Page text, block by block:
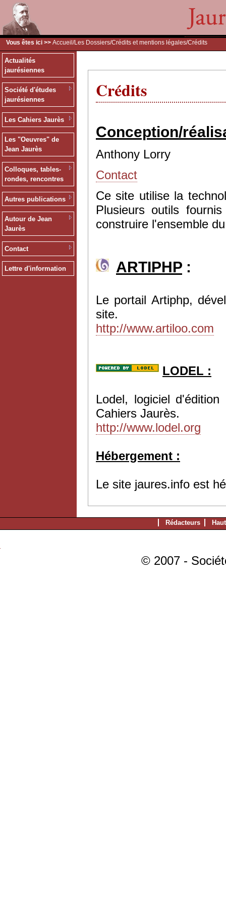
Vous êtes ici >> Accueil /Les Dossiers/Crédits et mentions légales/Crédits
Actualités
jaurésiennes
Société d'études
jaurésiennes
Les Cahiers Jaurès
Les "Oeuvres" de
Jean Jaurès
Colloques, tables-
rondes, rencontres
Autres publications
Autour de Jean
Jaurès
Contact
Lettre d'information
Crédits
Conception/
Anthony Lorry
Contact
Ce site utilise la
Plusieurs outils
construire l'ensemble
ARTIPHP :
Le portail Artiphp,
site.
http://www.artiloo.com
LODEL :
Lodel, logiciel
Cahiers Jaurès.
http://www.lodel.org
Hébergement :
Le site jaures.info est
Rédacteurs
© 2007 -